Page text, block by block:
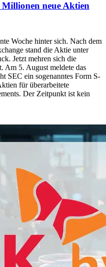
neue Aktien
Woche hinter sich. Nach dem
stand die Aktie unter
Jetzt mehren sich die
Am 5. August meldete das
SEC ein sogenanntes Form S-
für überarbeitete
Der Zeitpunkt ist kein